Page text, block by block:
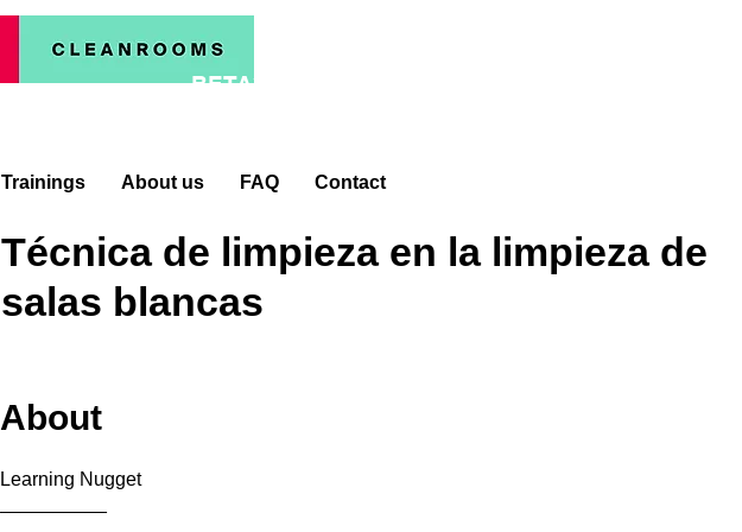
BETA*
Trainings About us FAQ Contact
Técnica de limpieza en la limpieza de
salas blancas
About
Learning Nugget